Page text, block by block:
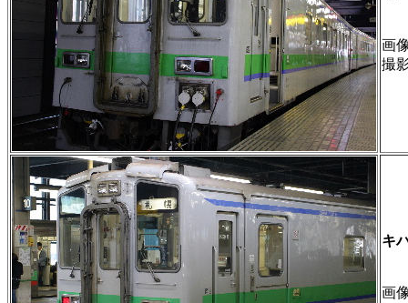
画
撮
キ
画